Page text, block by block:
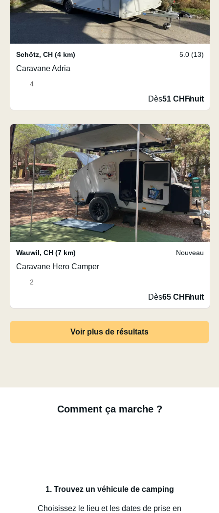
Schötz, CH (4 km) 5.0 (13)
Caravane Adria
4
Dès51 CHF/nuit
Wauwil, CH (7 km) Nouveau
Caravane Hero Camper
2
Dès65 CHF/nuit
Voir plus de résultats
Comment ça marche ?
1. Trouvez un véhicule de camping
Choisissez le lieu et les dates de prise en